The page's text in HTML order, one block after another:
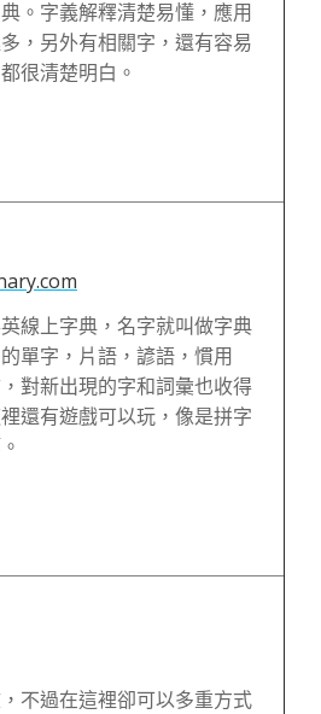
。字義解釋清楚易懂，應用
，另外有相關字，還有容易
很清楚明白。
線上字典，名字就叫做字典
單字，片語，諺語，慣用
對新出現的字和詞彙也收得
還有遊戲可以玩，像是拼字
不過在這裡卻可以多重方式